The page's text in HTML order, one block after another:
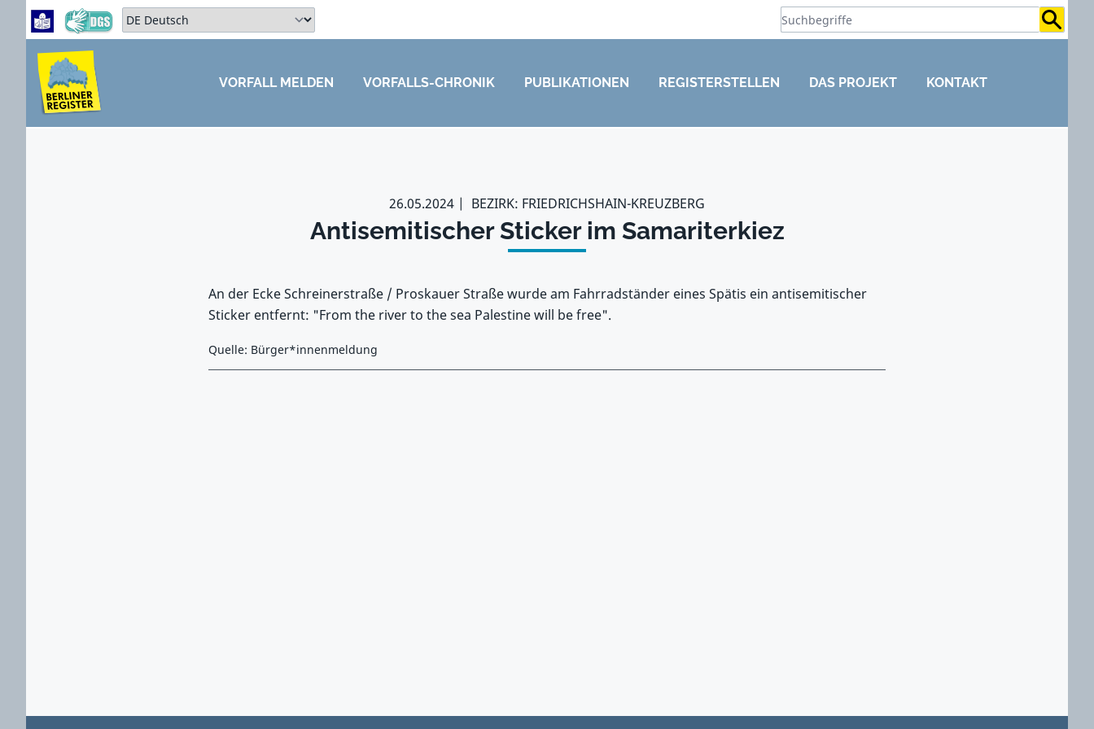
Zum Hauptbereich springen
Zum Hauptmenü springen
Sprache auswählen:
ZUM HAUPTBEREICH SPRINGEN
VORFALL MELDEN VORFALLS-CHRONIK PUBLIKATIONEN REGISTERSTELLEN DAS PROJEKT KONTAKT
26.05.2024 BEZIRK: FRIEDRICHSHAIN-KREUZBERG
Antisemitischer Sticker im Samariterkiez
An der Ecke Schreinerstraße / Proskauer Straße wurde am Fahrradständer eines Spätis ein antisemitischer
Sticker entfernt: "From the river to the sea Palestine will be free".
Quelle: Bürger*innenmeldung